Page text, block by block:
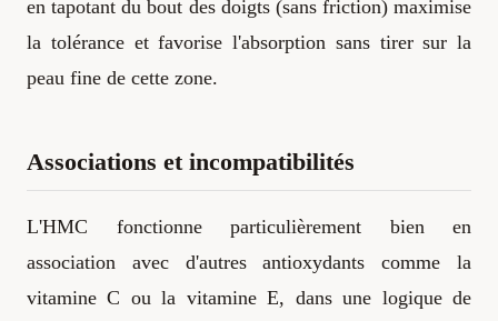
en tapotant du bout des doigts (sans friction) maximise
la tolérance et favorise l'absorption sans tirer sur la
peau fine de cette zone.
Associations et incompatibilités
L'HMC fonctionne particulièrement bien en
association avec d'autres antioxydants comme la
vitamine C ou la vitamine E, dans une logique de